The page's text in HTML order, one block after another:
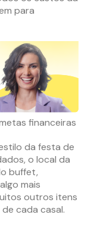
para
financeiras
da festa de
o local da
buffet,
mais
outros itens
cada casal.